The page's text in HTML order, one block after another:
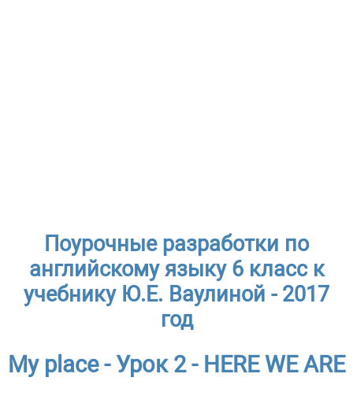
Поурочные разработки по
английскому языку 6 класс к
учебнику Ю.Е. Ваулиной - 2017
год
My place - Урок 2 - HERE WE ARE